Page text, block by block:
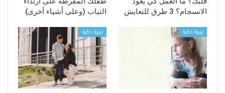
الانسجام؟ 3 طرق للتعايش
الثياب (وعلى أشياء أخرى)
تربية ذكية تربية ذكية